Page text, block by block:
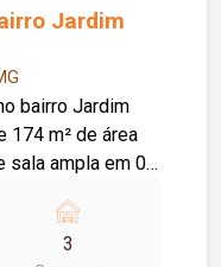
Jardim
bairro Jardim
174 m² de área
sala ampla em 02
cozinha
fogão
3